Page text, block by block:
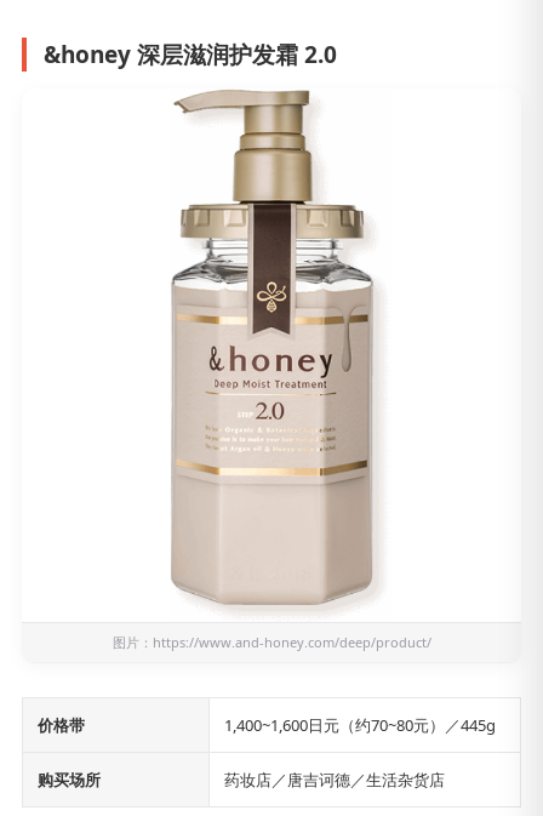
&honey 深层滋润护发霜 2.0
图片： https://www.and-honey.com/deep/product/
价格带 1,400~1,600日元（约70~80元）／445g
购买场所 药妆店／唐吉诃德／生活杂货店